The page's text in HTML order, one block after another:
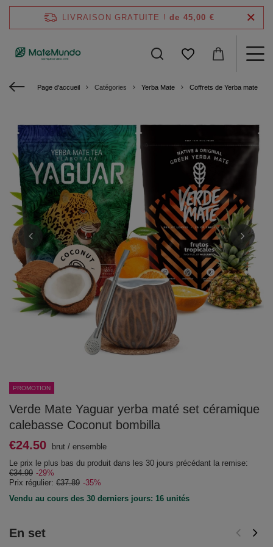
LIVRAISON GRATUITE ! de 45,00 €
Page d'accueil Catégories Yerba Mate Coffrets de Yerba mate
PROMOTION
Verde Mate Yaguar yerba maté set céramique
calebasse Coconut bombilla
En set
€24.50 brut / ensemble
Le prix le plus bas du produit dans les 30 jours précédant la remise:
€34.99 -29%
Prix régulier: €37.89 -35%
Vendu au cours des 30 derniers jours: 16 unités